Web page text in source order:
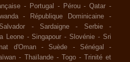
- Portugal - Pérou -Qatar -
- République Dominicaine
-
Salvador - Sardaigne - Serbie
-
Leone - Singapour - Slovénie - Sri
d'Oman - Suède - Sénégal
-
- Thaïlande - Togo - Trinité et